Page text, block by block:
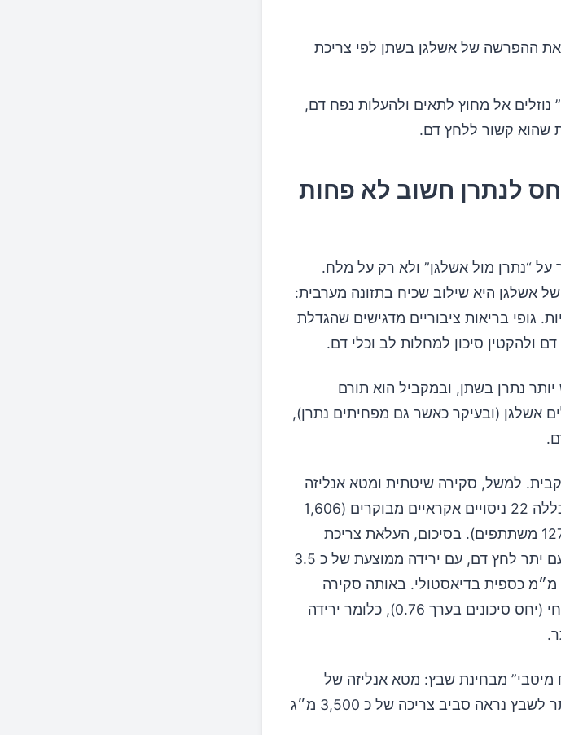
ההפרשה של אשלגן בשתן לפי צריכת
נוזלים אל מחוץ לתאים ולהעלות נפח דם,
שהוא קשור ללחץ דם.
לנתרן חשוב לא פחות
על “נתרן מול אשלגן” ולא רק על מלח.
אשלגן היא שילוב שכיח בתזונה מערבית:
גופי בריאות ציבוריים מדגישים שהגדלת
ולהקטין סיכון למחלות לב וכלי דם.
נתרן בשתן, ובמקביל הוא תורם
אשלגן (ובעיקר כאשר גם מפחיתים נתרן),
למשל, סקירה שיטתית ומטא אנליזה
גדולה שפורסמה בכתב עת רפואי מוביל כללה 22 ניסויים אקראיים מבוקרים (1,606
משתתפים) ועוד 11 מחקרי עוקבה (127,038 משתתפים). בסיכום, העלאת צריכת
האשלגן הפחיתה לחץ דם אצל מבוגרים עם יתר לחץ דם, עם ירידה ממוצעת של כ 3.5
מ״מ כספית בלחץ הדם הסיסטולי וכ 2.0 מ״מ כספית בדיאסטולי. באותה סקירה
נמצא גם קשר לסיכון נמוך יותר לשבץ מוחי (יחס סיכונים בערך 0.76), כלומר ירידה
מיטבי” מבחינת שבץ: מטא אנליזה של
מחקרי עוקבה מצאה שהסיכון הנמוך ביותר לשבץ נראה סביב צריכה של כ 3,500 מ״ג